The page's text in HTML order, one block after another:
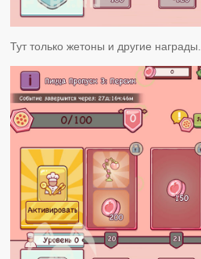
Тут только жетоны и другие награды.